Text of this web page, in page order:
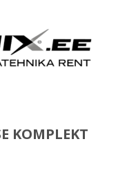
KOMPLEKT